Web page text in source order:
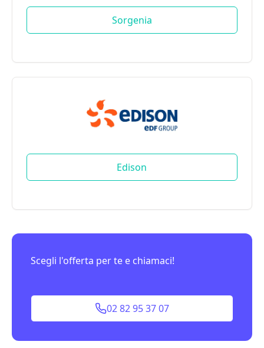
Sorgenia
Edison
Scegli l'offerta per te e chiamaci!
02 82 95 37 07